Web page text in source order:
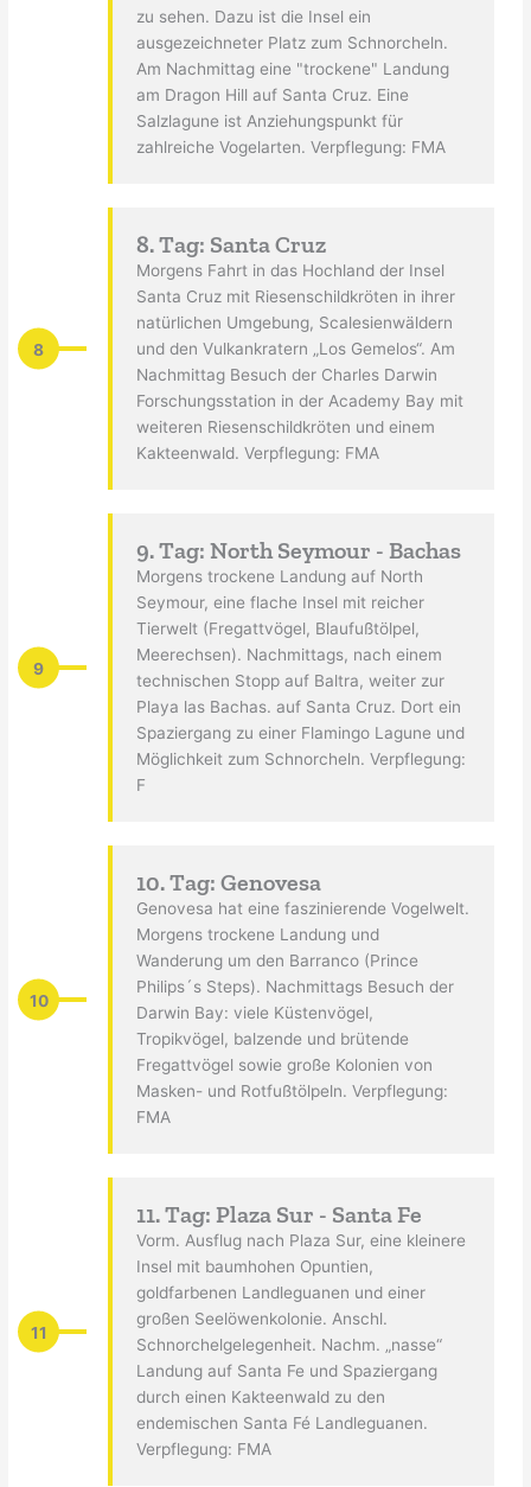
zu sehen. Dazu ist die Insel ein
ausgezeichneter Platz zum Schnorcheln.
Am Nachmittag eine "trockene" Landung
am Dragon Hill auf Santa Cruz. Eine
Salzlagune ist Anziehungspunkt für
zahlreiche Vogelarten. Verpflegung: FMA
8
8. Tag: Santa Cruz
Morgens Fahrt in das Hochland der Insel
Santa Cruz mit Riesenschildkröten in ihrer
natürlichen Umgebung, Scalesienwäldern
und den Vulkankratern „Los Gemelos“. Am
Nachmittag Besuch der Charles Darwin
Forschungsstation in der Academy Bay mit
weiteren Riesenschildkröten und einem
Kakteenwald. Verpflegung: FMA
9
9. Tag: North Seymour - Bachas
Morgens trockene Landung auf North
Seymour, eine flache Insel mit reicher
Tierwelt (Fregattvögel, Blaufußtölpel,
Meerechsen). Nachmittags, nach einem
technischen Stopp auf Baltra, weiter zur
Playa las Bachas. auf Santa Cruz. Dort ein
Spaziergang zu einer Flamingo Lagune und
Möglichkeit zum Schnorcheln. Verpflegung:
F
10
10. Tag: Genovesa
Genovesa hat eine faszinierende Vogelwelt.
Morgens trockene Landung und
Wanderung um den Barranco (Prince
Philips´s Steps). Nachmittags Besuch der
Darwin Bay: viele Küstenvögel,
Tropikvögel, balzende und brütende
Fregattvögel sowie große Kolonien von
Masken- und Rotfußtölpeln. Verpflegung:
FMA
11
11. Tag: Plaza Sur - Santa Fe
Vorm. Ausflug nach Plaza Sur, eine kleinere
Insel mit baumhohen Opuntien,
goldfarbenen Landleguanen und einer
großen Seelöwenkolonie. Anschl.
Schnorchelgelegenheit. Nachm. „nasse“
Landung auf Santa Fe und Spaziergang
durch einen Kakteenwald zu den
endemischen Santa Fé Landleguanen.
Verpflegung: FMA